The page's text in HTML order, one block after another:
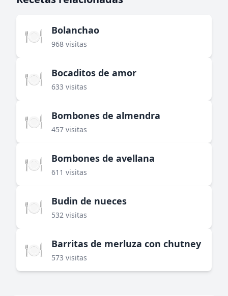
🍽️ Bolanchao
968 visitas
🍽️ Bocaditos de amor
633 visitas
🍽️ Bombones de almendra
457 visitas
🍽️ Bombones de avellana
611 visitas
🍽️ Budin de nueces
532 visitas
🍽️ Barritas de merluza con chutney
573 visitas